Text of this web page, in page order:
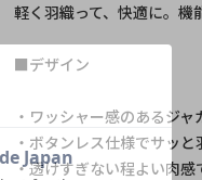
軽く羽織って、快適に。機
■デザイン
・ワッシャー感のあるジ
・ボタンレス仕様でサッ
・透けすぎない程よい肉